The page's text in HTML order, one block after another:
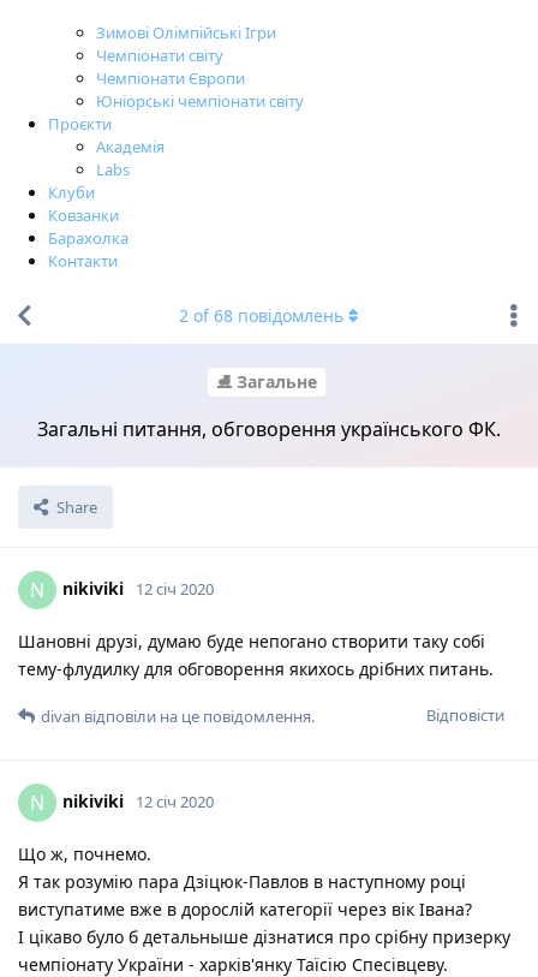
Зимові Олімпійські Ігри
Чемпіонати світу
Чемпіонати Європи
Юніорські чемпіонати світу
Проєкти
Академія
Labs
Клуби
Ковзанки
Барахолка
Контакти
⛸ Загальне
Загальні питання, обговорення українського ФК.
Share
2 of68 повідомлень
N nikiviki 12 січ 2020
Шановні друзі, думаю буде непогано створити таку собі
тему-флудилку для обговорення якихось дрібних питань.
Відповісти
divan відповіли на це повідомлення.
N nikiviki 12 січ 2020
Що ж, почнемо.
Я так розумію пара Дзіцюк-Павлов в наступному році
виступатиме вже в дорослій категорії через вік Івана?
І цікаво було б детальныше дізнатися про срібну призерку
чемпіонату України - харків'янку Таїсію Спесівцеву.